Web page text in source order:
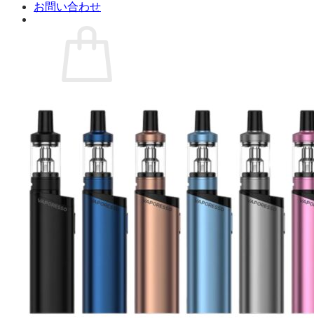
ショップに戻る
カート 0 商品 合計金額：
お問い合わせ